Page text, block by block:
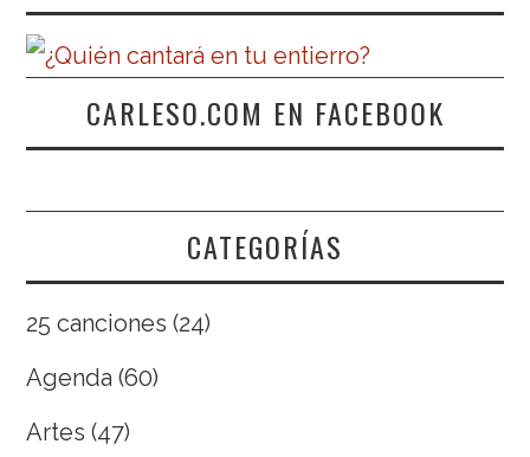
CARLESO.COM EN FACEBOOK
CATEGORÍAS
25 canciones (24)
Agenda (60)
Artes (47)